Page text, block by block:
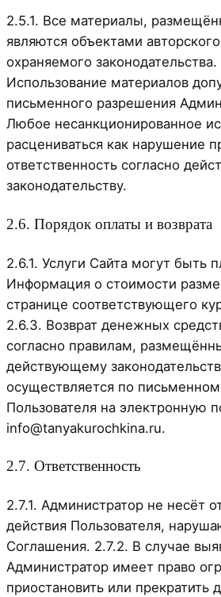
2.5.1. Все материалы,
являются объектами
охраняемого
Использование материалов
письменного разрешения
Любое несанкционированное
расцениваться как нарушение
ответственность согласно
законодательству.
2.6. Порядок оплаты и возврата
2.6.1. Услуги Сайта могут быть
Информация о стоимости
странице соответствующего
2.6.3. Возврат денежных
согласно правилам,
действующему
осуществляется по
Пользователя на электронную
info@tanyakurochkina.ru.
2.7. Ответственность
2.7.1. Администратор не несёт
действия Пользователя,
Соглашения. 2.7.2. В случае
Администратор имеет право
приостановить или прекратить